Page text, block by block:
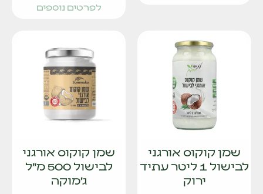
לפרטים נוספים
שמן קוקוס אורגני
לבישול 1 ליטר עתיד
ירוק
שמן קוקוס אורגני
לבישול 500 מ"ל
ג'מוקה